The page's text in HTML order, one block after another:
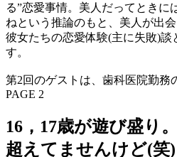
る”恋愛事情。美人だってときに
ねという推論のもと、美人が出
彼女たちの恋愛体験(主に失敗)談
す。
第2回のゲストは、歯科医院勤務
PAGE 2
16，17歳が遊び盛り
超えてませんけど(笑)